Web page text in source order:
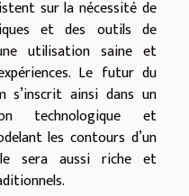
sur la nécessité de
et des outils de
utilisation saine et
Le futur du
s’inscrit ainsi dans un
technologique et
les contours d’un
sera aussi riche et